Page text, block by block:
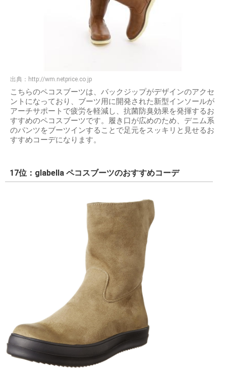
出典： http://wm.netprice.co.jp
こちらのペコスブーツは、バックジップがデザインのアクセ
ントになっており、ブーツ用に開発された新型インソールが
アーチサポートで疲労を軽減し、抗菌防臭効果を発揮するお
すすめのペコスブーツです。履き口が広めのため、デニム系
のパンツをブーツインすることで足元をスッキリと見せるお
すすめコーデになります。
17位：glabella ペコスブーツのおすすめコーデ